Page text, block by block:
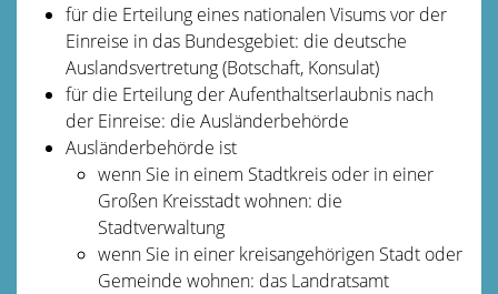
für die Erteilung eines nationalen Visums vor der
Einreise in das Bundesgebiet: die deutsche
Auslandsvertretung (Botschaft, Konsulat)
für die Erteilung der Aufenthaltserlaubnis nach
der Einreise: die Ausländerbehörde
Ausländerbehörde ist
wenn Sie in einem Stadtkreis oder in einer
Großen Kreisstadt wohnen: die
Stadtverwaltung
wenn Sie in einer kreisangehörigen Stadt oder
Gemeinde wohnen: das Landratsamt